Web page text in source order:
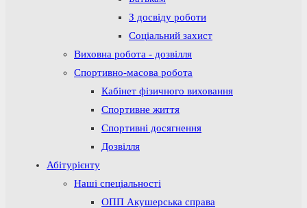
З досвіду роботи
Соціальний захист
Виховна робота - дозвілля
Спортивно-масова робота
Кабінет фізичного виховання
Спортивне життя
Спортивні досягнення
Дозвілля
Абітурієнту
Наші спеціальності
ОПП Акушерська справа